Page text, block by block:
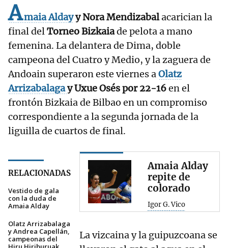
Amaia Aldayy Nora Mendizabalacarician la
final delTorneo Bizkaiade pelota a mano
femenina. La delantera de Dima, doble
campeona del Cuatro y Medio, y la zaguera de
Andoain superaron este viernes aOlatz
Arrizabalagay Uxue Osés por 22-16en el
frontón Bizkaia de Bilbao en un compromiso
correspondiente a la segunda jornada de la
liguilla de cuartos de final.
RELACIONADAS
Vestido de gala
con la duda de
Amaia Alday
Olatz Arrizabalaga
y Andrea Capellán,
campeonas del
Amaia Alday
repite de
colorado
Igor G. Vico
La vizcaina y la guipuzcoana se